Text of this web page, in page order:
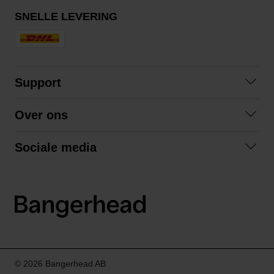
SNELLE LEVERING
Support
Algemene voorwaarden
Over ons
Sociale media
LinkedIn
© 2026 Bangerhead AB